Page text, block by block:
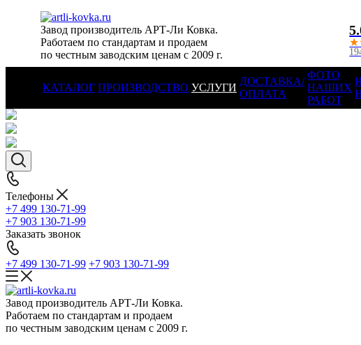
Завод производитель АРТ-Ли Ковка.
Работаем по стандартам и продаем
по честным заводским ценам с 2009 г.
★
КАТАЛОГ ПРОИЗВОДСТВО УСЛУГИ
ДОСТАВКА/
ОПЛАТА
ФОТО
НАШИХ
РАБОТ
Телефоны
+7 499 130-71-99
+7 903 130-71-99
Заказать звонок
+7 499 130-71-99 +7 903 130-71-99
Завод производитель АРТ-Ли Ковка.
Работаем по стандартам и продаем
по честным заводским ценам с 2009 г.